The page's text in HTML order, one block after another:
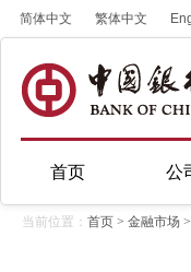
简体中文 繁体中文
首页 公
当前位置： 首页 > 金融市场 >